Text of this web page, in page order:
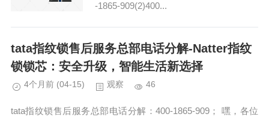
-1865-909(2)400...
tata指纹锁售后服务总部电话分解-Natter指纹
锁锁芯：安全升级，智能生活新选择
4个月前 (04-15) 观察 46
tata指纹锁售后服务总部电话分解：400-1865-909； 嘿，各位